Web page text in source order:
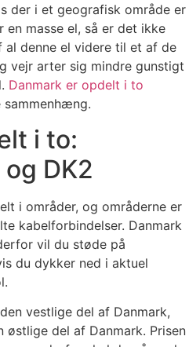
der i et geografisk område er
masse el, så er det ikke
denne el videre til et af de
vejr arter sig mindre gunstigt
Danmark er opdelt i to
sammenhæng.
i to:
og DK2
i områder, og områderne er
kabelforbindelser. Danmark
vil du støde på
du dykker ned i aktuel
vestlige del af Danmark,
del af Danmark. Prisen